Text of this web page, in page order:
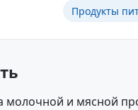
Продукты
и мясной